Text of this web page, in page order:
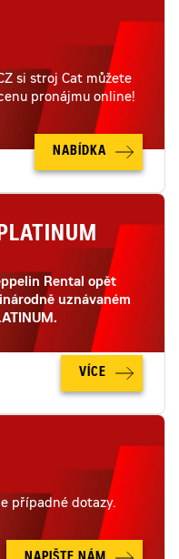
si stroj Cat můžete
pronájmu online!
NABÍDKA
Rental opět
uznávaném
VÍCE
případné dotazy.